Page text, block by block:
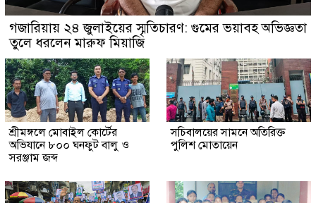
গজারিয়ায় ২৪ জুলাইয়ের স্মৃতিচারণ: গুমের ভয়াবহ অভিজ্ঞতা
তুলে ধরলেন মারুফ মিয়াজি
শ্রীমঙ্গলে মোবাইল কোর্টের
অভিযানে ৮০০ ঘনফুট বালু ও
সরঞ্জাম জব্দ
সচিবালয়ের সামনে অতিরিক্ত
পুলিশ মোতায়েন